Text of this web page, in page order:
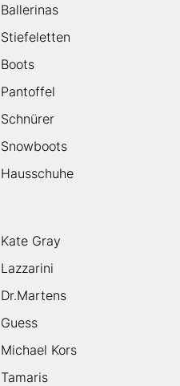
Ballerinas
Stiefeletten
Boots
Pantoffel
Schnürer
Snowboots
Hausschuhe
Kate Gray
Lazzarini
Dr.Martens
Guess
Michael Kors
Tamaris